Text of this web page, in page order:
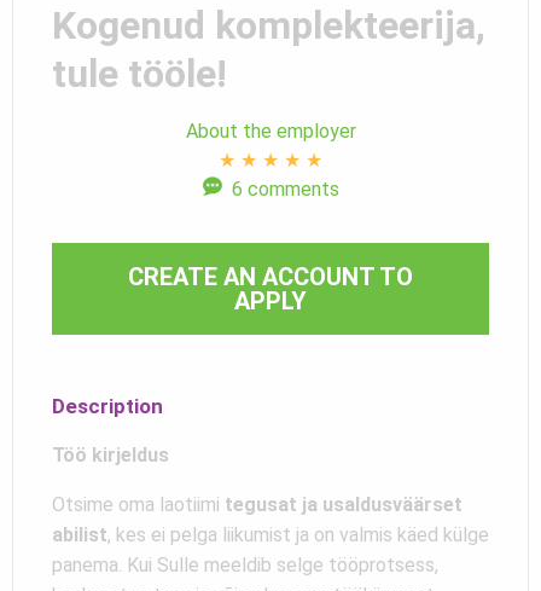
Kogenud komplekteerija,
tule tööle!
About the employer
★ ★ ★ ★ ★
6 comments
CREATE AN ACCOUNT TO
APPLY
Description
Töö kirjeldus
Otsime oma laotiimi tegusat ja usaldusväärset
abilist, kes ei pelga liikumist ja on valmis käed külge
panema. Kui Sulle meeldib selge tööprotsess,